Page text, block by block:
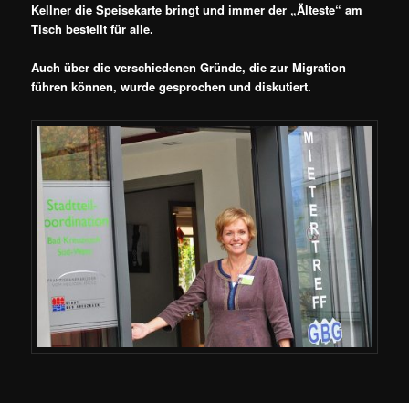
Kellner die Speisekarte bringt und immer der „Älteste“ am
Tisch bestellt für alle.
Auch über die verschiedenen Gründe, die zur Migration
führen können, wurde gesprochen und diskutiert.